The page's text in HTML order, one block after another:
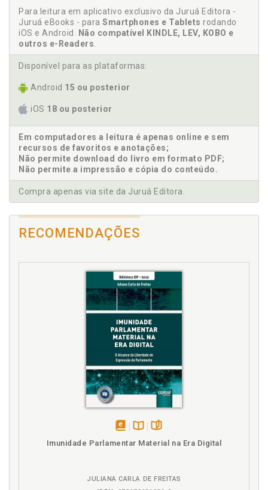
Fernanda Gomes Ladeira Machado, p. 45
Ativismo judicial. Judicialização da política e
ativismo judicial: notas para uma necessária
diferenciação. Clarissa Tassinari e Rafael Tomaz de
Oliveira, p. 71
B
Biografia não autorizada. Constituição e Código Civil
autorizadas. José Joaquim Gomes Canotilho e
Jónatas E. M. Machado, p. 121
Brasil. A ADPF 153 e a justiça de transição no Brasil:
breves considerações. Renata Menezes de Jesus e
Kaliandra Casati Júlio, p. 361
Breves reflexões acerca das insuficiências da teoria
brasileiro. Lenio Luiz Streck, p. 215
Breves reflexões acerca do poder judiciário
Ladeira Machado, p. 45
Campanha das diretas. Sociedade civil e esfera
pública: a campanha das diretas já no Brasil. Virna
Ligia Fernandes Braga, p. 377
Clarissa Tassinari. Judicialização dapolítica e
ativismo judicial: notas para uma necessária
diferenciação. Clarissa Tassinari e Rafael Tomaz de
Cleyson de Moraes Mello. Essência do Direito e o
desencobrimento do ser, p. 93
âmbito de protecção de biografias não autorizadas.
Para leitura em aplicativo exclusivo da Juruá Editora -
Juruá eBooks - para Smartphones e Tablets rodando
iOS e Android. Não compatível KINDLE, LEV, KOBO e
outros e-Readers.
Disponível para as plataformas:
Android 15 ou posterior
iOS 18 ou posterior
Em computadores a leitura é apenas online e sem
recursos de favoritos e anotações;
Não permite download do livro em formato PDF;
Não permite a impressão e cópia do conteúdo.
Compra apenas via site da Juruá Editora.
RECOMENDAÇÕES
Disponível
páginas
Imunidade Parlamentar Material na Era Digital
JULIANA CARLA DE FREITAS